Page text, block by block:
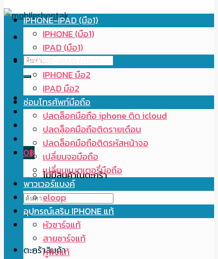
ค้นหา:
0฿
ไม่มีสินค้าในตะกร้า
ค้นหา:
ตะกร้าสินค้า
IPHONE-IPAD (มือ1)
IPHONE (มือ1)
IPAD (มือ1)
IPHONE-IPAD (มือ2)
IPHONE มือ2
IPAD มือ2
ซ่อมโทรศัพท์มือถือ
ปลดล็อคมือถือ iphone ติด icloud
ปลดล็อคมือถือติดรายเดือน
ปลดล็อคมือถือติดรหัสหน้าจอ
เปลี่ยนจอมือถือ
เปลี่ยนแบตเตอรี่มือถือ
พาวเวอร์แบงค์
eloop
อุปกรณ์เสริม IPHONE แท้
หัวชาร์จแท้
สายชาร์จแท้
หูฟังแท้